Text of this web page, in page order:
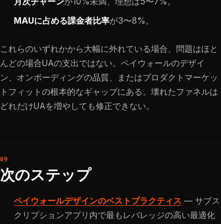
MAUに占める課金者比率が3〜8%。
これらのいずれかから大幅に外れている場合、問題はほと
んどの場合UAの支出ではない。ペイウォールのデザイ
ン、オンボーディングの品質、またはプロダクトマーケッ
トフィットの根本的なギャップにある。壊れたファネルは
どれだけUAを増やしても修正できない。
次のステップ
ペイウォールデザインのベストプラクティス — サブス
クリプションアプリ内で最もレバレッジの高い最適化